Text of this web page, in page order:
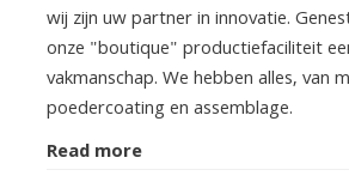
wij zijn uw partner in innovatie.
onze "boutique" productiefaciliteit
vakmanschap. We hebben alles, van
poedercoating en assemblage.
Read more